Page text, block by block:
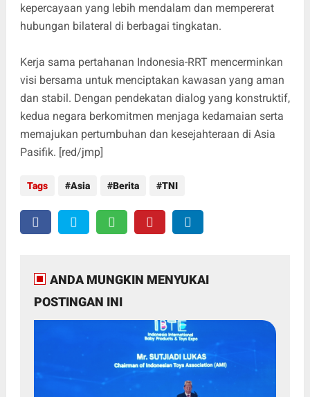
kepercayaan yang lebih mendalam dan mempererat
hubungan bilateral di berbagai tingkatan.
Kerja sama pertahanan Indonesia-RRT mencerminkan
visi bersama untuk menciptakan kawasan yang aman
dan stabil. Dengan pendekatan dialog yang konstruktif,
kedua negara berkomitmen menjaga kedamaian serta
memajukan pertumbuhan dan kesejahteraan di Asia
Pasifik. [red/jmp]
Tags Asia Berita TNI
ANDA MUNGKIN MENYUKAI
POSTINGAN INI